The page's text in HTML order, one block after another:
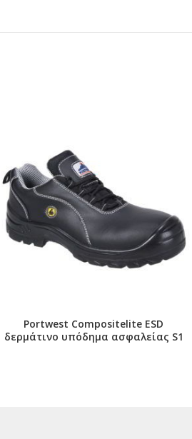
Portwest Compositelite ESD
δερμάτινο υπόδημα ασφαλείας S1